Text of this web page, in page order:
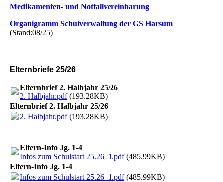
Medikamenten- und Notfallvereinbarung
Organigramm Schulverwaltung der GS Harsum
(Stand:08/25)
Elternbriefe 25/26
Elternbrief 2. Halbjahr 25/26
2. Halbjahr.pdf(193.28KB)
Elternbrief 2. Halbjahr 25/26
2. Halbjahr.pdf(193.28KB)
Eltern-Info Jg. 1-4
Infos zum Schulstart 25.26_1.pdf(485.99KB)
Eltern-Info Jg. 1-4
Infos zum Schulstart 25.26_1.pdf(485.99KB)